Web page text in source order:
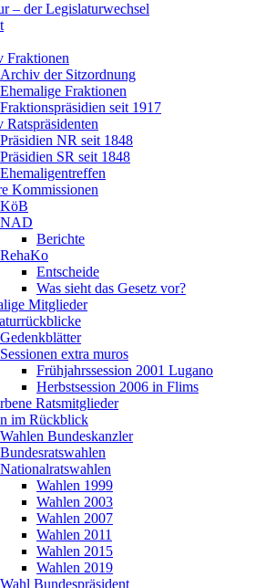
– der Legislaturwechsel
Fraktionen
Archiv der Sitzordnung
Ehemalige Fraktionen
Fraktionspräsidien seit 1917
Ratspräsidenten
Präsidien NR seit 1848
Präsidien SR seit 1848
Ehemaligentreffen
Kommissionen
KöB
NAD
Berichte
RehaKo
Entscheide
Was sieht das Gesetz vor?
Mitglieder
Gedenkblätter
Sessionen extra muros
Frühjahrssession 2001 Lugano
Herbstsession 2006 in Flims
Ratsmitglieder
im Rückblick
Wahlen Bundeskanzler
Bundesratswahlen
Nationalratswahlen
Wahlen 1999
Wahlen 2003
Wahlen 2007
Wahlen 2011
Wahlen 2015
Wahlen 2019
Wahl Bundespräsident